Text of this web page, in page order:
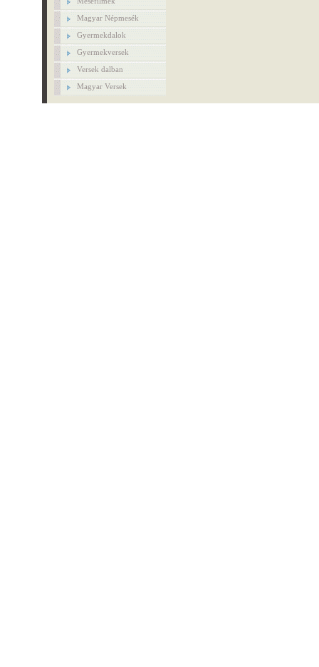
Magyar Népmesék
Gyermekdalok
Gyermekversek
Versek dalban
Magyar Versek